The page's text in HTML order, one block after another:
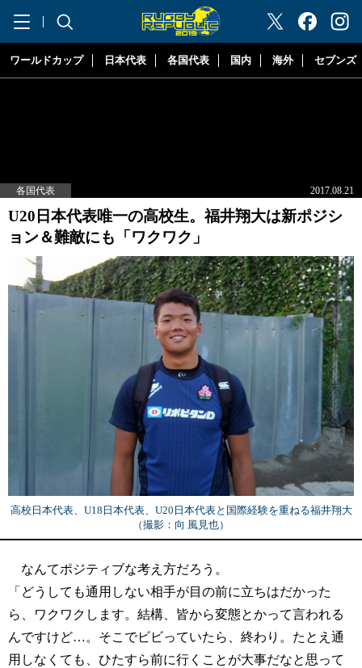
"ラグビーリパブリック"
ワールドカップ 日本代表 各国代表 国内 海外 セブンズ
各国代表 2017.08.21
U20日本代表唯一の高校生。福井翔大は新ポジシ
ョン＆難敵にも「ワクワク」
高校日本代表、U18日本代表、U20日本代表と国際経験を重ねる福井翔大
（撮影：向 風見也）
なんてポジティブな考え方だろう。
「どうしても通用しない相手が目の前に立ちはだかった
ら、ワクワクします。結構、皆から変態とかって言われる
んですけど…。そこでビビっていたら、終わり。たとえ通
用しなくても、ひたすら前に行くことが大事だなと思って